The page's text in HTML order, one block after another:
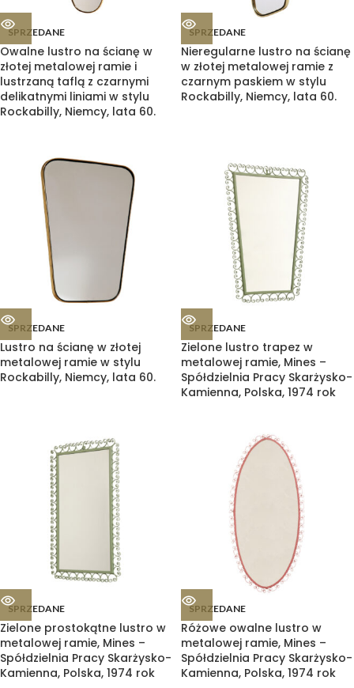
SPRZEDANE
Owalne lustro na ścianę w
złotej metalowej ramie i
lustrzaną taflą z czarnymi
delikatnymi liniami w stylu
Rockabilly, Niemcy, lata 60.
SPRZEDANE
Nieregularne lustro na ścianę
w złotej metalowej ramie z
czarnym paskiem w stylu
Rockabilly, Niemcy, lata 60.
SPRZEDANE
Lustro na ścianę w złotej
metalowej ramie w stylu
Rockabilly, Niemcy, lata 60.
SPRZEDANE
Zielone lustro trapez w
metalowej ramie, Mines –
Spółdzielnia Pracy Skarżysko-
Kamienna, Polska, 1974 rok
SPRZEDANE
Zielone prostokątne lustro w
metalowej ramie, Mines –
Spółdzielnia Pracy Skarżysko-
Kamienna, Polska, 1974 rok
SPRZEDANE
Różowe owalne lustro w
metalowej ramie, Mines –
Spółdzielnia Pracy Skarżysko-
Kamienna, Polska, 1974 rok